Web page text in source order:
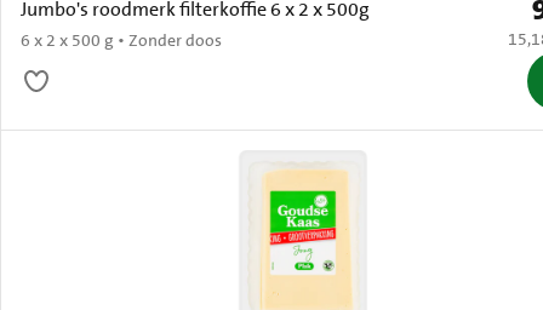
Jumbo's roodmerk filterkoffie 6 x 2 x 500g
6 x 2 x 500 g • Zonder doos €